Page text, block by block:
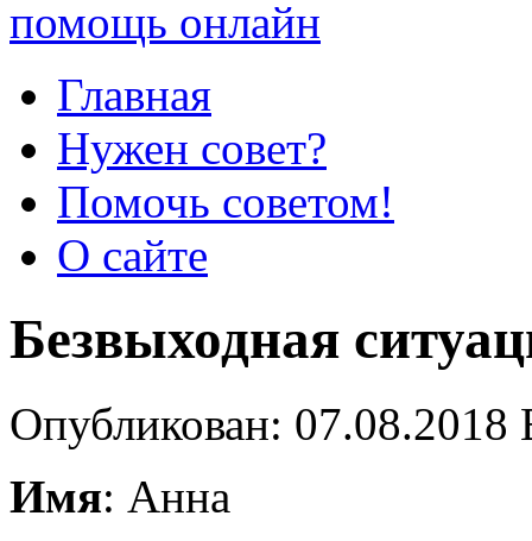
Главная
Нужен совет?
Помочь советом!
О сайте
Безвыходная
Опубликован:
Имя: Анна